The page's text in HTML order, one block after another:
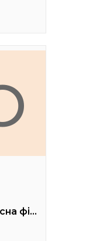
Львівська обласна філармонія (Камерна сцена, 3 поверх), Чайковського 7